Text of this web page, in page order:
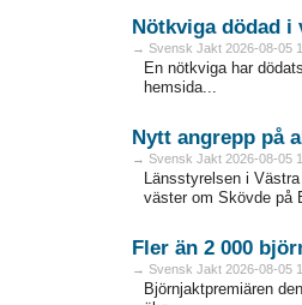
Nötkviga dödad i
→ Svensk Jakt 2026-08-05
En nötkviga har
hemsida...
Nytt angrepp på
→ Svensk Jakt 2026-08-05
Länsstyrelsen i
väster om Skövde på
Fler än 2 000
→ Svensk Jakt 2026-08-05
Björnjaktpremiären